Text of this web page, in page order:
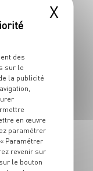
min
X
des
sur le
la publicité
en œuvre
paramétrer
Paramétrer
revenir sur
le bouton